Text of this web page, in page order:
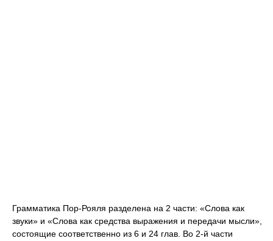
Грамматика Пор-Рояля разделена на 2 части: «Слова как
звуки» и «Слова как средства выражения и передачи мысли»,
состоящие соответственно из 6 и 24 глав. Во 2‑й части